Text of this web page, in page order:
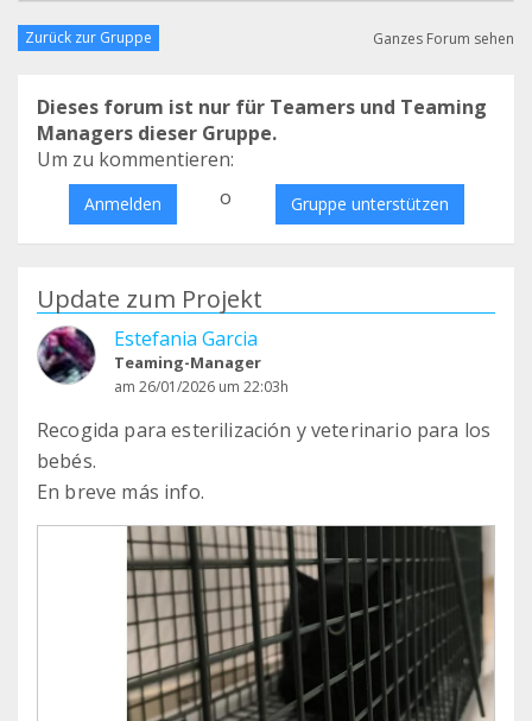
Zurück zur Gruppe Ganzes Forum sehen
Dieses forum ist nur für Teamers und Teaming
Managers dieser Gruppe.
Um zu kommentieren:
Anmelden o Gruppe unterstützen
Update zum Projekt
Estefania Garcia
Teaming-Manager
am 26/01/2026 um 22:03h
Recogida para esterilización y veterinario para los
bebés.
En breve más info.